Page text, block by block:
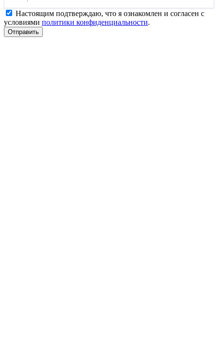
Настоящим подтверждаю, что я ознакомлен и согласен с
условиями политики конфиденциальности.
Отправить